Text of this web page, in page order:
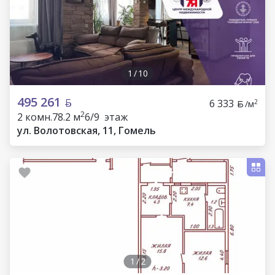
1 /10
495 261 6 333 /м2
2 комн.78.2 м26/9 этаж
ул. Волотовская, 11, Гомель
1 /2